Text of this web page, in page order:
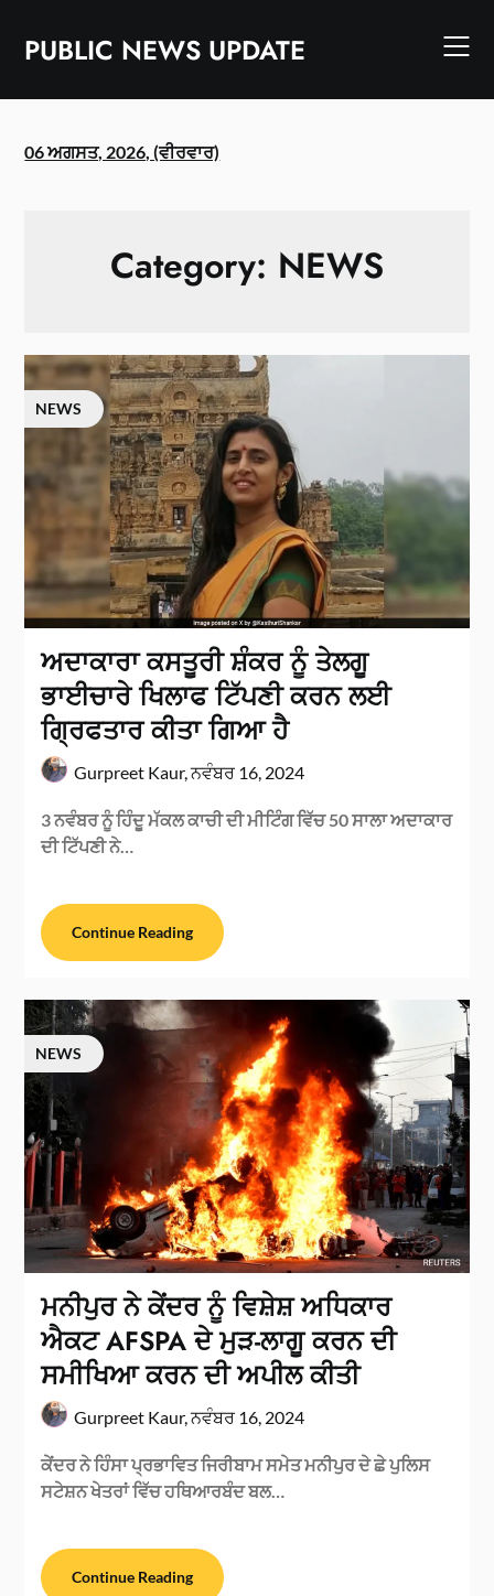
contentPUBLIC NEWS UPDATE
06 ਅਗਸਤ, 2026, (ਵੀਰਵਾਰ)
Category: NEWS
NEWS
ਅਦਾਕਾਰਾ ਕਸਤੂਰੀ ਸ਼ੰਕਰ ਨੂੰ ਤੇਲਗੂ
ਭਾਈਚਾਰੇ ਖਿਲਾਫ ਟਿੱਪਣੀ ਕਰਨ ਲਈ
ਗ੍ਰਿਫਤਾਰ ਕੀਤਾ ਗਿਆ ਹੈ
Gurpreet Kaur,ਨਵੰਬਰ 16, 2024
3 ਨਵੰਬਰ ਨੂੰ ਹਿੰਦੂ ਮੱਕਲ ਕਾਚੀ ਦੀ ਮੀਟਿੰਗ ਵਿੱਚ 50 ਸਾਲਾ ਅਦਾਕਾਰ
ਦੀ ਟਿੱਪਣੀ ਨੇ…
Continue Reading
NEWS
ਮਨੀਪੁਰ ਨੇ ਕੇਂਦਰ ਨੂੰ ਵਿਸ਼ੇਸ਼ ਅਧਿਕਾਰ
ਐਕਟ AFSPA ਦੇ ਮੁੜ-ਲਾਗੂ ਕਰਨ ਦੀ
ਸਮੀਖਿਆ ਕਰਨ ਦੀ ਅਪੀਲ ਕੀਤੀ
Gurpreet Kaur,ਨਵੰਬਰ 16, 2024
ਕੇਂਦਰ ਨੇ ਹਿੰਸਾ ਪ੍ਰਭਾਵਿਤ ਜਿਰੀਬਾਮ ਸਮੇਤ ਮਨੀਪੁਰ ਦੇ ਛੇ ਪੁਲਿਸ
ਸਟੇਸ਼ਨ ਖੇਤਰਾਂ ਵਿੱਚ ਹਥਿਆਰਬੰਦ ਬਲ…
Continue Reading